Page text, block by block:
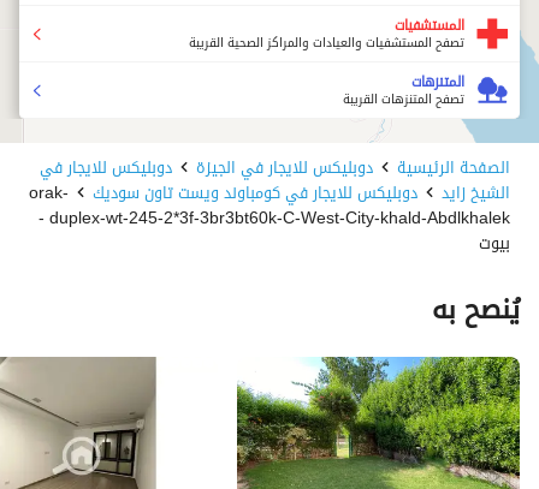
المستشفيات
تصفح المستشفيات والعيادات والمراكز الصحية القريبة
المتنزهات
تصفح المتنزهات القريبة
الصفحة الرئيسية دوبليكس للايجار في الجيزة دوبليكس للايجار في
الشيخ زايد دوبليكس للايجار في كومباوند ويست تاون سوديك orak-
duplex-wt-245-2*3f-3br3bt60k-C-West-City-khald-Abdlkhalek -
بيوت
يُنصح به